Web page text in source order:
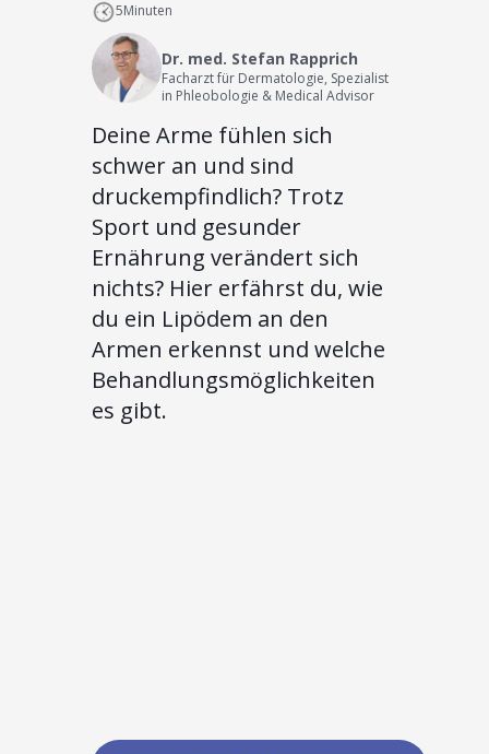
5Minuten
Dr. med. Stefan Rapprich
Facharzt für Dermatologie, Spezialist
in Phleobologie & Medical Advisor
Deine Arme fühlen sich
schwer an und sind
druckempfindlich? Trotz
Sport und gesunder
Ernährung verändert sich
nichts? Hier erfährst du, wie
du ein Lipödem an den
Armen erkennst und welche
Behandlungsmöglichkeiten
es gibt.